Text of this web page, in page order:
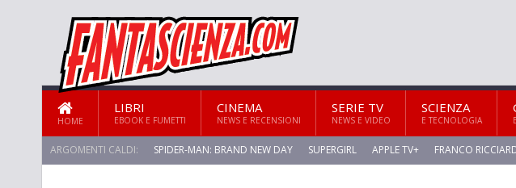
HOME
LIBRI
EBOOK E FUMETTI
CINEMA
NEWS E RECENSIONI
SERIE TV
NEWS E VIDEO
SCIENZA
E TECNOLOGIA
ARGOMENTI CALDI: SPIDER-MAN: BRAND NEW DAY SUPERGIRL APPLE TV+ FRANCO